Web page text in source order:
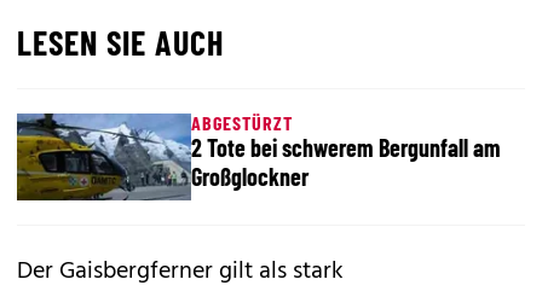
LESEN SIE AUCH
ABGESTÜRZT
2 Tote bei schwerem Bergunfall am
Großglockner
Der Gaisbergferner gilt als stark